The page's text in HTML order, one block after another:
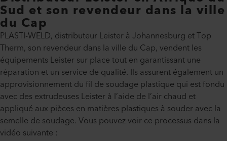
Sud et son revendeur dans la ville
du Cap
PLASTI-WELD, distributeur Leister à Johannesburg et Top
Therm, son revendeur dans la ville du Cap, vendent les
équipements Leister sur place tout en garantissant une
réparation et un service de qualité. Ils assurent également un
approvisionnement du fil de soudage plastique qui est fondu
avec des extrudeuses Leister à l’aide de l’air chaud et
appliqué aux pièces en matières plastiques à souder avec la
semelle de soudage. Vous pouvez voir ce processus dans la
vidéo suivante :